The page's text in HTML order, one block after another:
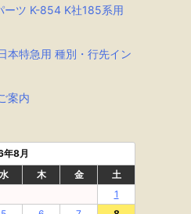
ーツ K-854 K社185系用
本特急用 種別・行先イン
案内
8月
水 木 金
土
1